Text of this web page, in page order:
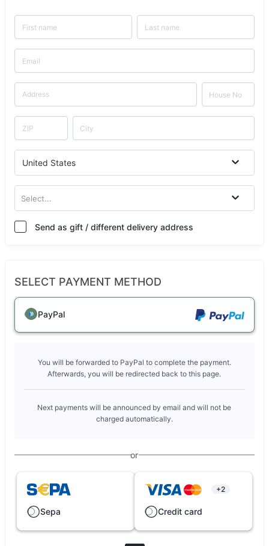
United States
Select...
Send as gift / different delivery address
SELECT PAYMENT METHOD
PayPal
You will be forwarded to PayPal to complete the payment.
Afterwards, you will be redirected back to this page.
Next payments will be announced by email and will not be
charged automatically.
or
Sepa
+2
Credit card